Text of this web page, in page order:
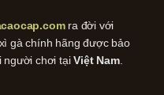
ra đời với
gà chính hãng được bảo
người chơi tạiViệt Nam.